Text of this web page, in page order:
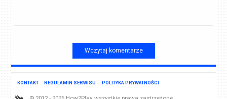
Wczytaj komentarze
KONTAKT REGULAMIN SERWISU POLITYKA PRYWATNOŚCI